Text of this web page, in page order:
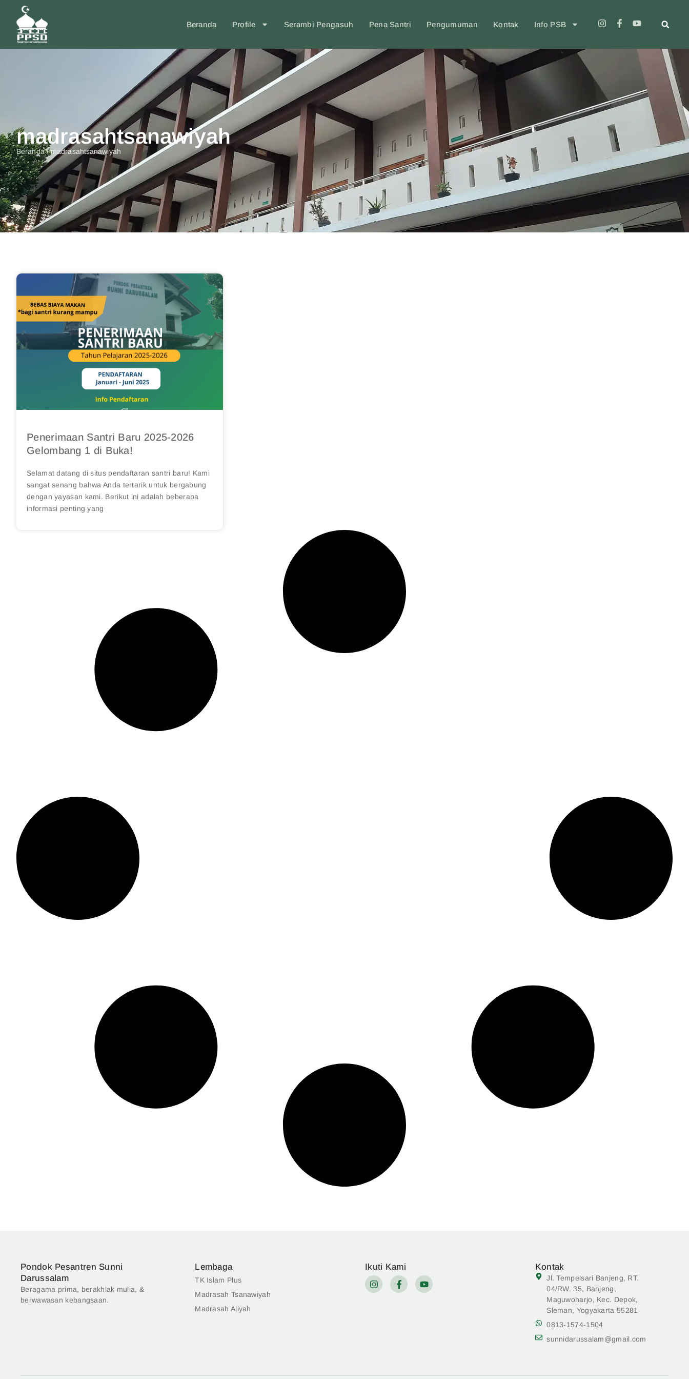
Beranda Profile Serambi Pengasuh Pena Santri Pengumuman Kontak Info PSB
madrasahtsanawiyah
Beranda/madrasahtsanawiyah
Penerimaan Santri Baru 2025-2026
Gelombang 1 di Buka!
Selamat datang di situs pendaftaran santri baru! Kami
sangat senang bahwa Anda tertarik untuk bergabung
dengan yayasan kami. Berikut ini adalah beberapa
informasi penting yang
Pondok Pesantren Sunni
Darussalam
Beragama prima, berakhlak mulia, &
berwawasan kebangsaan.
Lembaga
TK Islam Plus
Madrasah Tsanawiyah
Madrasah Aliyah
Ikuti Kami Kontak
Jl. Tempelsari Banjeng, RT.
04/RW. 35, Banjeng,
Maguwoharjo, Kec. Depok,
Sleman, Yogyakarta 55281
0813-1574-1504
sunnidarussalam@gmail.com